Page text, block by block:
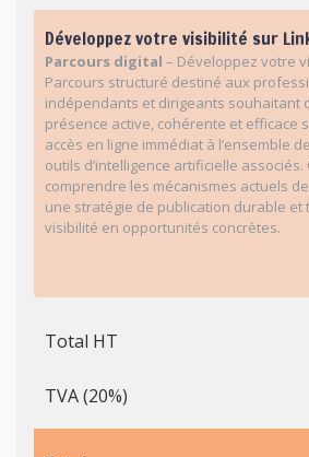
Développez votre visibilité sur
Parcours digital – Développez votre
Parcours structuré destiné aux
indépendants et dirigeants souhaitant
présence active, cohérente et efficace
accès en ligne immédiat à l’ensemble
outils d’intelligence artificielle associés.
comprendre les mécanismes actuels
une stratégie de publication durable
visibilité en opportunités concrètes.
Total HT
TVA (20%)